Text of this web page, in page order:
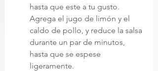
hasta que este a tu gusto.
Agrega el jugo de limón y el
caldo de pollo, y reduce la salsa
durante un par de minutos,
hasta que se espese
ligeramente.